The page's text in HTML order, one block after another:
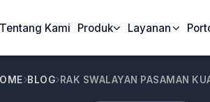
Tentang Kami Produk Layanan
BLOG RAK SWALAYAN PASAMAN